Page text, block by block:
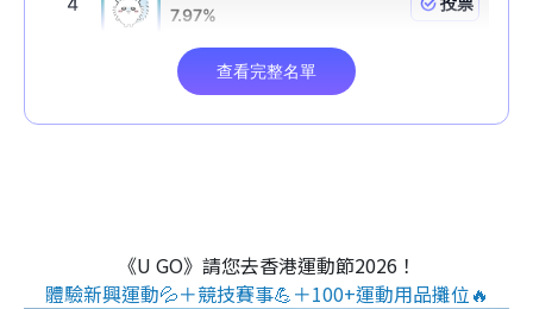
《U GO》請您去香港運動節2026！
體驗新興運動💦＋競技賽事💪＋100+運動用品攤位🔥